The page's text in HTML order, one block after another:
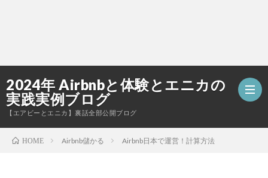
2024年 Airbnbと体験とエニカの
実践実例ブログ
【エアビーとエニカ】裏話全部公開ブログ
HOME Airbnb儲かる Airbnb日本で運営！計算方法